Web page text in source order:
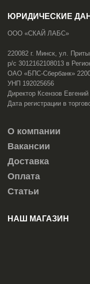
ЮРИДИЧЕСКИЕ
ООО «СКАЙ ЛАБС»
220082 г. Минск, ул.
р/с 3012162108013 в
ОАО «БПС-Сбербанк»
УНП 192025656
Директор Ксензов
Дата регистрации в
О компании
Вакансии
Доставка
Оплата
Статьи
НАШ МАГАЗИН